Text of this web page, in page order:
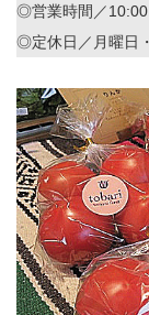
◎営業時間／
◎定休日／月曜日